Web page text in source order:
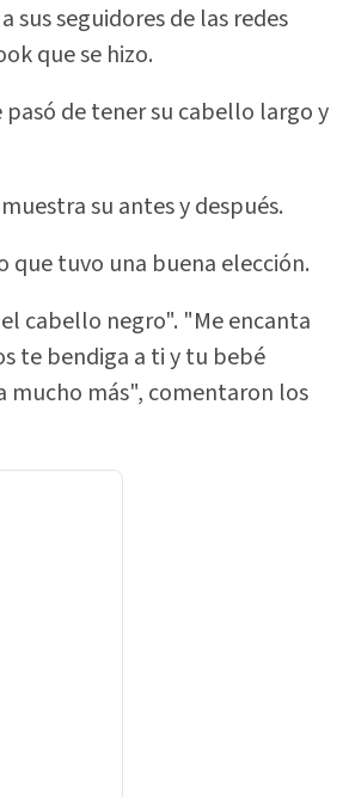
seguidores de las redes
que se hizo.
de tener su cabello largo y
su antes y después.
que tuvo una buena elección.
cabello negro". "Me encanta
te bendiga a ti y tu bebé
mucho más", comentaron los